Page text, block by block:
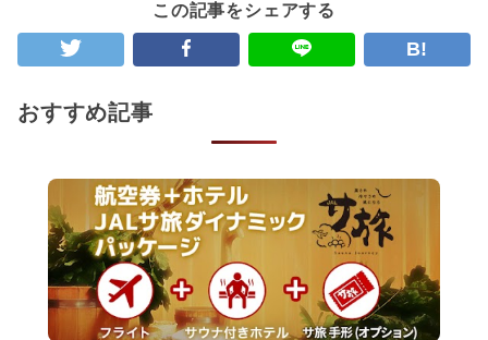
この記事をシェアする
B!
おすすめ記事